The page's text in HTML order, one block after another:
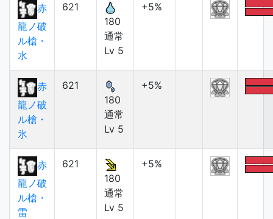
赤
龍ノ破
ル槍・
水
621
180
通常
Lv 5
+5%
赤
龍ノ破
ル槍・
氷
621
180
通常
Lv 5
+5%
赤
龍ノ破
ル槍・
雷
621
180
通常
Lv 5
+5%